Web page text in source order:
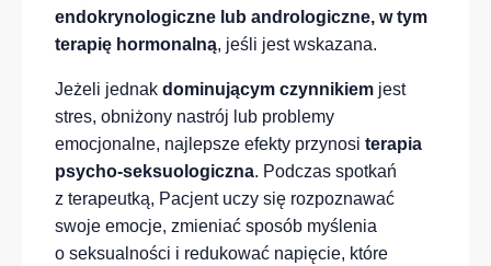
endokrynologiczne lub andrologiczne, w tym
terapię hormonalną, jeśli jest wskazana.
Jeżeli jednak dominującym czynnikiem jest
stres, obniżony nastrój lub problemy
emocjonalne, najlepsze efekty przynosi terapia
psycho-seksuologiczna. Podczas spotkań
z terapeutką, Pacjent uczy się rozpoznawać
swoje emocje, zmieniać sposób myślenia
o seksualności i redukować napięcie, które